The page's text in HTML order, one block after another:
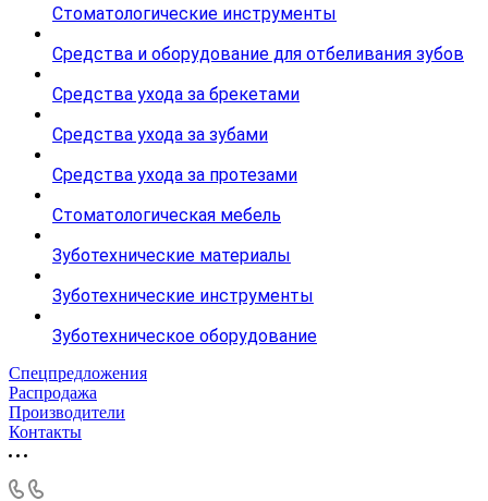
Стоматологические инструменты
Средства и оборудование для отбеливания зубов
Средства ухода за брекетами
Средства ухода за зубами
Средства ухода за протезами
Стоматологическая мебель
Зуботехнические материалы
Зуботехнические инструменты
Зуботехническое оборудование
Спецпредложения
Распродажа
Производители
Контакты